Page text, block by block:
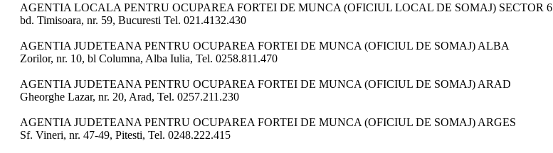
AGENTIA LOCALA PENTRU OCUPAREA FORTEI DE MUNCA (OFICIUL LOCAL DE SOMAJ) SECTOR 6
bd. Timisoara, nr. 59, Bucuresti Tel. 021.4132.430
AGENTIA JUDETEANA PENTRU OCUPAREA FORTEI DE MUNCA (OFICIUL DE SOMAJ) ALBA
Zorilor, nr. 10, bl Columna, Alba Iulia, Tel. 0258.811.470
AGENTIA JUDETEANA PENTRU OCUPAREA FORTEI DE MUNCA (OFICIUL DE SOMAJ) ARAD
Gheorghe Lazar, nr. 20, Arad, Tel. 0257.211.230
AGENTIA JUDETEANA PENTRU OCUPAREA FORTEI DE MUNCA (OFICIUL DE SOMAJ) ARGES
Sf. Vineri, nr. 47-49, Pitesti, Tel. 0248.222.415